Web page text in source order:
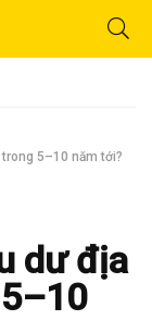
5–10 năm tới?
dư địa